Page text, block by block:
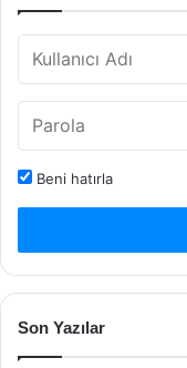
Beni hatırla
Son Yazılar